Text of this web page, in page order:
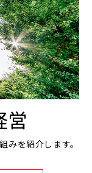
営
みを紹介します。